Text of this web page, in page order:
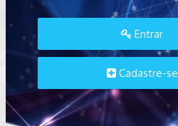
Entrar
Cadastre-se